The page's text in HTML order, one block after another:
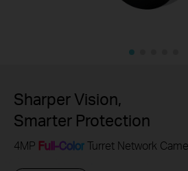
Sharper Vision,
Smarter Protection
4MP Full-Color Turret Network